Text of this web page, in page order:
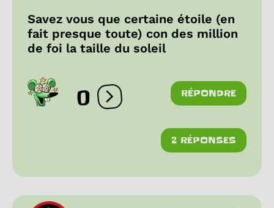
Savez vous que certaine étoile (en
fait presque toute) con des million
de foi la taille du soleil
0 Ouvrir les réactions
RÉPONDRE
2 RÉPONSES